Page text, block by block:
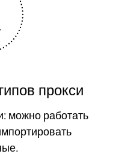
прокси
можно работать